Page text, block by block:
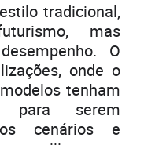
tradicional,
mas
O
onde o
tenham
para serem
cenários e